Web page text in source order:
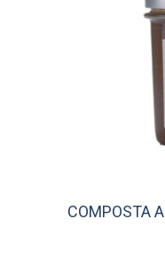
COMPOSTA